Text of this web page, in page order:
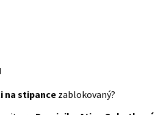
na stipance zablokovaný?